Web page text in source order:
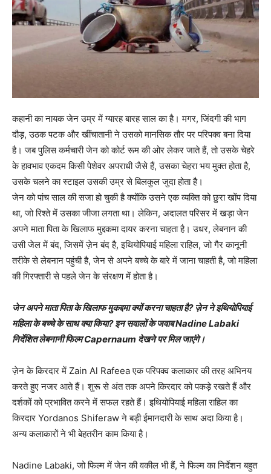
कहानी का नायक जेन उम्र में ग्‍यारह बारह साल का है। मगर, जिंदगी की भाग
दौड़, उठक पटक और खींचातानी ने उसको मानसिक तौर पर परिपक्‍व बना दिया
है। जब पुलिस कर्मचारी जेन को कोर्ट रूम की ओर लेकर जाते हैं, तो उसके चेहरे
के हावभाव एकदम किसी पेशेवर अपराधी जैसे हैं, उसका चेहरा भय मुक्‍त होता है,
उसके चलने का स्‍टाइल उसकी उम्र से बिलकुल जुदा होता है।
जेन को पांच साल की सजा हो चुकी है क्‍योंकि उसने एक व्‍यक्ति को छुरा खोंप दिया
था, जो रिश्‍ते में उसका जीजा लगता था। लेकिन, अदालत परिसर में खड़ा जेन
अपने माता पिता के खिलाफ मुद्दकमा दायर करना चाहता है। उधर, लेबनान की
उसी जेल में बंद, जिसमें ज़ेन बंद है, इथियोपियाई महिला राहिल, जो गैर कानूनी
तरीके से लेबनान पहुंची है, जेन से अपने बच्‍चे के बारे में जाना चाहती है, जो महिला
की गिरफ्तारी से पहले जेन के संरक्षण में होता है।
जेन अपने माता पिता के खिलाफ मुकद्दमा क्‍यों करना चाहता है? ज़ेन ने इथियोपियाई
महिला के बच्‍चे के साथ क्‍या किया? इन सवालों के जवाब Nadine Labaki
निर्देशित लेबनानी फिल्‍म Capernaum देखने पर मिल जाएंगे।
ज़ेन के किरदार में Zain Al Rafeea एक परिपक्‍व कलाकार की तरह अभिनय
करते हुए नजर आते हैं। शुरू से अंत तक अपने किरदार को पकड़े रखते हैं और
दर्शकों को प्रभावित करने में सफल रहते हैं। इथियोपियाई महिला राहिल का
किरदार Yordanos Shiferaw ने बड़ी ईमानदारी के साथ अदा किया है।
अन्‍य कलाकारों ने भी बेहतरीन काम किया है।
Nadine Labaki, जो फिल्‍म में जेन की वकील भी हैं, ने फिल्‍म का निर्देशन बहुत